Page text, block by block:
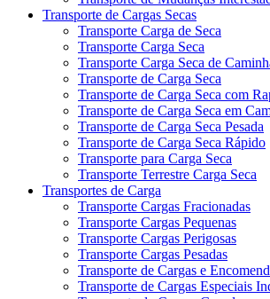
Transporte de Cargas Secas
Transporte Carga de Seca
Transporte Carga Seca
Transporte Carga Seca de
Transporte de Carga Seca
Transporte de Carga Seca com
Transporte de Carga Seca em
Transporte de Carga Seca Pesada
Transporte de Carga Seca Rápido
Transporte para Carga Seca
Transporte Terrestre Carga Seca
Transportes de Carga
Transporte Cargas Fracionadas
Transporte Cargas Pequenas
Transporte Cargas Perigosas
Transporte Cargas Pesadas
Transporte de Cargas e
Transporte de Cargas Especiais